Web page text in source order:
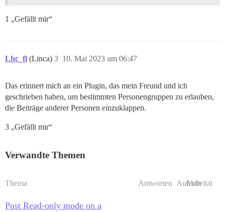
1 „Gefällt mir“
Lhc_fl (Linca) 10. Mai 2023 um 06:47
3
Das erinnert mich an ein Plugin, das mein Freund und ich
geschrieben haben, um bestimmten Personengruppen zu erlauben,
die Beiträge anderer Personen einzuklappen.
3 „Gefällt mir“
Verwandte Themen
Thema Antworten Aufrufe
Aktivität
Post Read-only mode on a